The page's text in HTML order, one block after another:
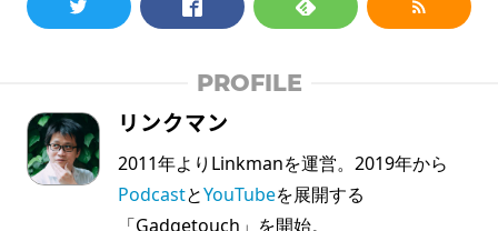
PROFILE
リンクマン
2011年よりLinkmanを運営。2019年から
PodcastとYouTubeを展開する
「Gadgetouch」を開始。